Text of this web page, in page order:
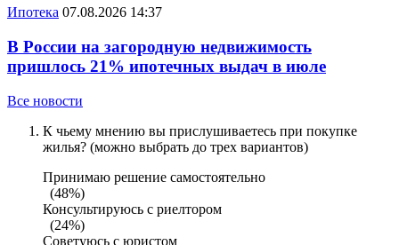
Ипотека 07.08.2026 14:37
В России на загородную недвижимость
пришлось 21% ипотечных выдач в июле
Все новости
К чьему мнению вы прислушиваетесь при покупке
жилья? (можно выбрать до трех вариантов)
Принимаю решение самостоятельно
(48%)
Консультируюсь с риелтором
(24%)
Советуюсь с юристом